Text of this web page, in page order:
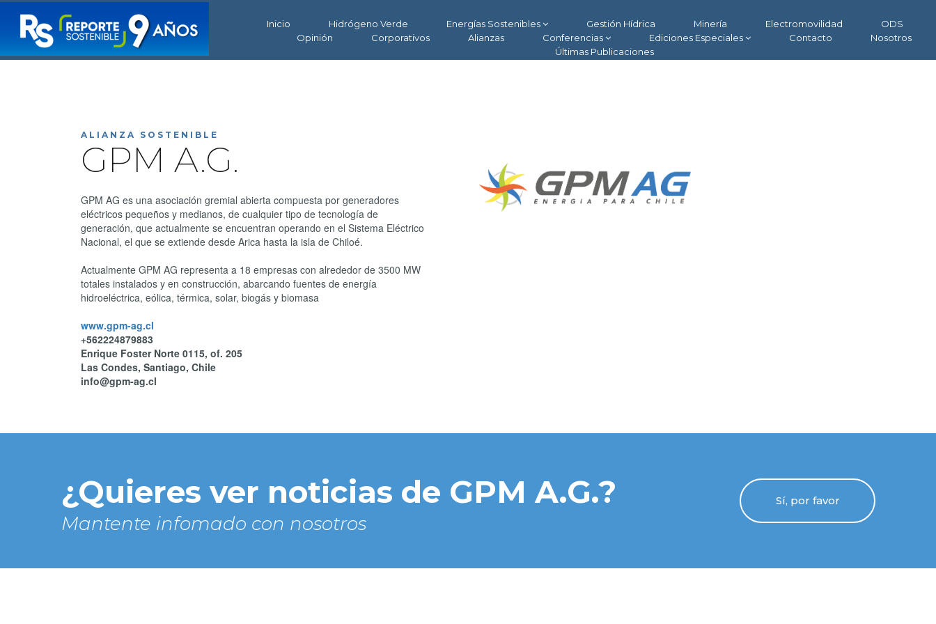
Inicio Hidrógeno Verde Energías Sostenibles Gestión Hídrica Minería Electromovilidad
ODS
Opinión
Corporativos Alianzas Conferencias Ediciones Especiales Contacto
Nosotros
Últimas Publicaciones
ALIANZA SOSTENIBLE
GPM A.G.
GPM AG es una asociación gremial abierta compuesta por generadores
eléctricos pequeños y medianos, de cualquier tipo de tecnología de
generación, que actualmente se encuentran operando en el Sistema Eléctrico
Nacional, el que se extiende desde Arica hasta la isla de Chiloé.
Actualmente GPM AG representa a 18 empresas con alrededor de 3500 MW
totales instalados y en construcción, abarcando fuentes de energía
hidroeléctrica, eólica, térmica, solar, biogás y biomasa
www.gpm-ag.cl
+562224879883
Enrique Foster Norte 0115, of. 205
Las Condes, Santiago, Chile
info@gpm-ag.cl
¿Quieres ver noticias de GPM A.G.?
Mantente infomado con nosotros
Sí, por favor